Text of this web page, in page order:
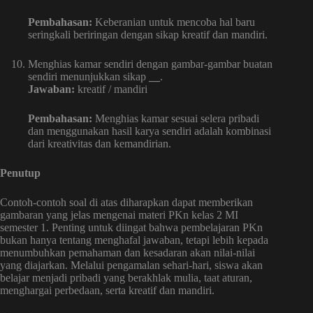
Pembahasan: Keberanian untuk mencoba hal baru
seringkali beriringan dengan sikap kreatif dan mandiri.
Menghias kamar sendiri dengan gambar-gambar buatan
sendiri menunjukkan sikap
.
Jawaban: kreatif / mandiri
Pembahasan: Menghias kamar sesuai selera pribadi
dan menggunakan hasil karya sendiri adalah kombinasi
dari kreativitas dan kemandirian.
Penutup
Contoh-contoh soal di atas diharapkan dapat memberikan
gambaran yang jelas mengenai materi PKn kelas 2 MI
semester 1. Penting untuk diingat bahwa pembelajaran PKn
bukan hanya tentang menghafal jawaban, tetapi lebih kepada
menumbuhkan pemahaman dan kesadaran akan nilai-nilai
yang diajarkan. Melalui pengamalan sehari-hari, siswa akan
belajar menjadi pribadi yang berakhlak mulia, taat aturan,
menghargai perbedaan, serta kreatif dan mandiri.